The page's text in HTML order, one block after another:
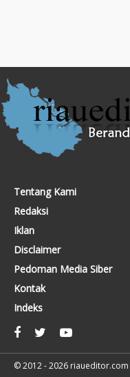
Tentang Kami
Redaksi
Iklan
Disclaimer
Pedoman Media Siber
Kontak
Indeks
© 2012 - 2026 riaueditor.com